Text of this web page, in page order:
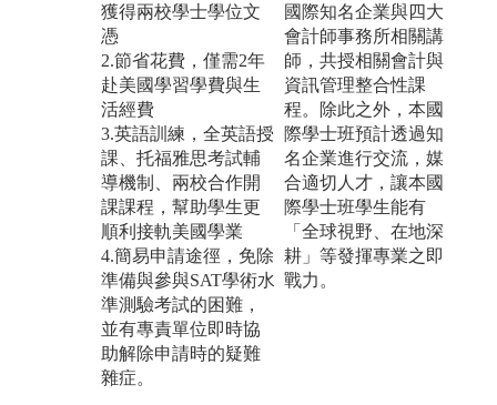
獲得兩校學士學位文
憑
2.節省花費，僅需2年
赴美國學習學費與生
活經費
3.英語訓練，全英語授
課、托福雅思考試輔
導機制、兩校合作開
課課程，幫助學生更
順利接軌美國學業
4.簡易申請途徑，免除
準備與參與SAT學術水
準測驗考試的困難，
並有專責單位即時協
助解除申請時的疑難
雜症。
國際知名企業與四大
會計師事務所相關講
師，共授相關會計與
資訊管理整合性課
程。除此之外，本國
際學士班預計透過知
名企業進行交流，媒
合適切人才，讓本國
際學士班學生能有
「全球視野、在地深
耕」等發揮專業之即
戰力。